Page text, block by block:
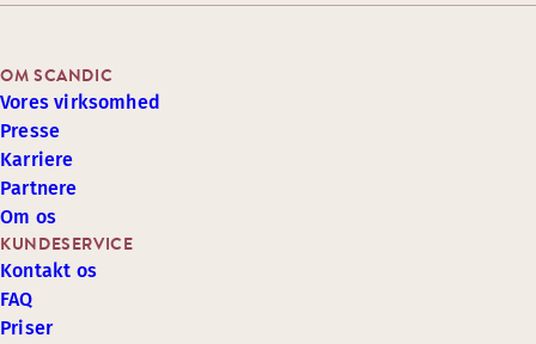
KUNDESERVICE
Kontakt os
FAQ
Priser
OM SCANDIC
Vores virksomhed
Presse
Karriere
Partnere
Om os